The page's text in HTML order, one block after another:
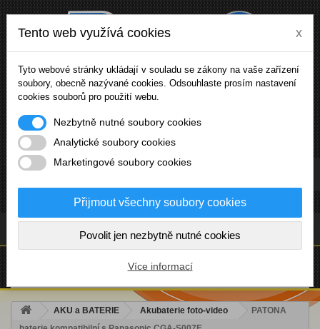
(prázdný)
AKU a BATERIE Akubaterie foto-video
PATONA
Tento web využívá cookies x
Tyto webové stránky ukládají v souladu se zákony na vaše zařízení
soubory, obecně nazývané cookies. Odsouhlaste prosím nastavení
cookies souborů pro použití webu.
Nezbytně nutné soubory cookies
Analytické soubory cookies
Marketingové soubory cookies
Přijmout všechny soubory cookies
Povolit jen nezbytně nutné cookies
Více informací